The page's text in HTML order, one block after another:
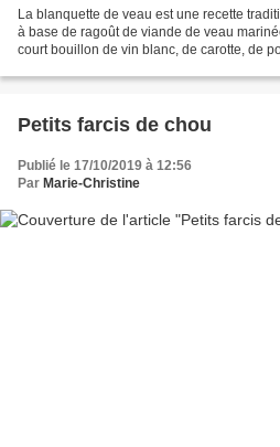
La blanquette de veau est une recette
à base de ragoût de viande de veau
court bouillon de vin blanc, de carotte, de
Petits farcis de chou
Publié le 17/10/2019 à 12:56
Par Marie-Christine